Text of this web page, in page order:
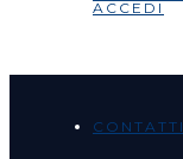
ACCEDI
CONTATTI